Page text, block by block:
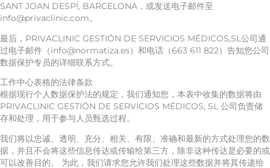
SANT JOAN DESPÍ, BARCELONA，或发送电子邮件至
info@privaclinic.com。
最后，PRIVACLINIC GESTIÓN DE SERVICIOS MÉDICOS,SL公司通
过电子邮件（info@normatiza.es）和电话（663 611 822）告知您公司
数据保护专员的详细联系方式。
工作中心表格的法律条款
根据现行个人数据保护法的规定，我们通知您，本表中收集的数据将由
PRIVACLINIC GESTIÓN DE SERVICIOS MÉDICOS, SL 公司负责储
存和处理，用于参与人员甄选过程。
我们将以忠诚、透明、充分、相关、有限、准确和最新的方式处理您的数
据，并且不会将这些信息传达或传输给第三方，除非这种传达是必要的或
可以改善目的。 为此，我们请求您允许我们处理这些数据并将其传递给